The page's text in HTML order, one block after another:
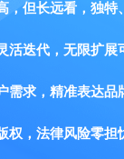
，但长远看，独特
活迭代，无限扩展
需求，精准表达品
权，法律风险零担